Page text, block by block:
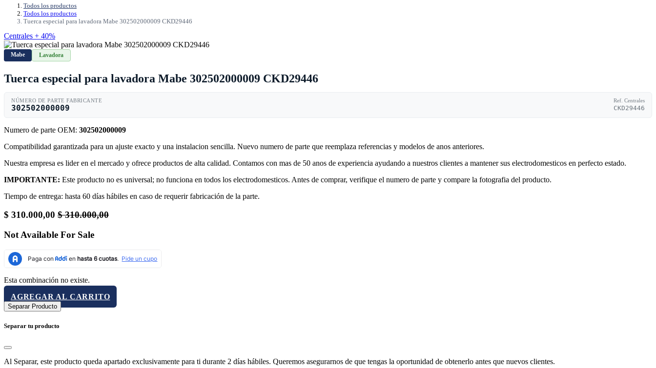
Todos los productos
Todos los productos
Tuerca especial para lavadora Mabe 302502000009 CKD29446
Centrales + 40%
Mabe Lavadora
Tuerca especial para lavadora Mabe 302502000009 CKD29446
NÚMERO DE PARTE FABRICANTE
302502000009
Ref. Centrales
CKD29446
Numero de parte OEM: 302502000009
Compatibilidad garantizada para un ajuste exacto y una instalacion sencilla. Nuevo numero de parte que reemplaza referencias y modelos de anos anteriores.
Nuestra empresa es lider en el mercado y ofrece productos de alta calidad. Contamos con mas de 50 anos de experiencia ayudando a nuestros clientes a mantener sus electrodomesticos en perfecto estado.
IMPORTANTE: Este producto no es universal; no funciona en todos los electrodomesticos. Antes de comprar, verifique el numero de parte y compare la fotografia del producto.
Tiempo de entrega: hasta 60 días hábiles en caso de requerir fabricación de la parte.
$ 310.000,00 $310.000,00
Not Available For Sale
Esta combinación no existe.
AGREGAR AL CARRITO
Separar Producto
Separar tu producto
Al Separar, este producto queda apartado exclusivamente para ti durante 2 días hábiles. Queremos asegurarnos de que tengas la oportunidad de obtenerlo antes que nuevos clientes.